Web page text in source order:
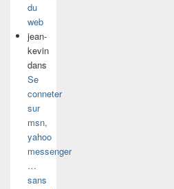
du
web
jean-
kevin
dans
Se
conneter
sur
msn,
yahoo
messenger
…
sans